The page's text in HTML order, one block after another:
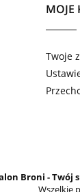
MOJE
Twoje
Broni - Twój
Wszelkie